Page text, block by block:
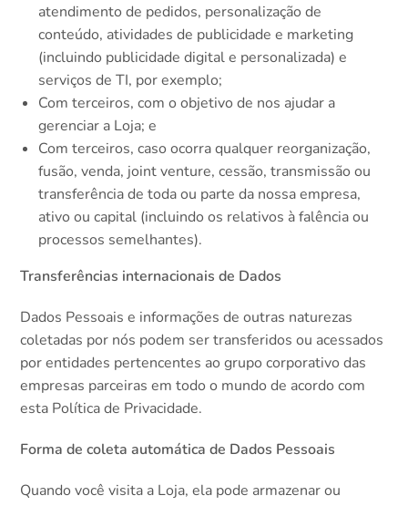
atendimento de pedidos, personalização de
conteúdo, atividades de publicidade e marketing
(incluindo publicidade digital e personalizada) e
serviços de TI, por exemplo;
Com terceiros, com o objetivo de nos ajudar a
gerenciar a Loja; e
Com terceiros, caso ocorra qualquer reorganização,
fusão, venda, joint venture, cessão, transmissão ou
transferência de toda ou parte da nossa empresa,
ativo ou capital (incluindo os relativos à falência ou
processos semelhantes).
Transferências internacionais de Dados
Dados Pessoais e informações de outras naturezas
coletadas por nós podem ser transferidos ou acessados
por entidades pertencentes ao grupo corporativo das
empresas parceiras em todo o mundo de acordo com
esta Política de Privacidade.
Forma de coleta automática de Dados Pessoais
Quando você visita a Loja, ela pode armazenar ou